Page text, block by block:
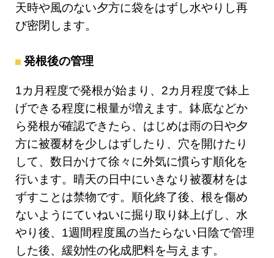
天時や風のない夕方に袋をはずし水やりし再
び密閉します。
発根後の管理
1カ月程度で発根が始まり、2カ月程度で鉢上
げできる程度に根量が増えます。鉢底などか
ら発根が確認できたら、はじめは雨の日や夕
方に被覆材を少しはずしたり、穴を開けたり
して、数日かけて徐々に外気に慣らす順化を
行います。晴天の日中にいきなり被覆材をは
ずすことは禁物です。順化終了後、根を傷め
ないようにていねいに掘り取り鉢上げし、水
やり後、1週間程度風の当たらない日陰で管理
した後、緩効性の化成肥料を与えます。